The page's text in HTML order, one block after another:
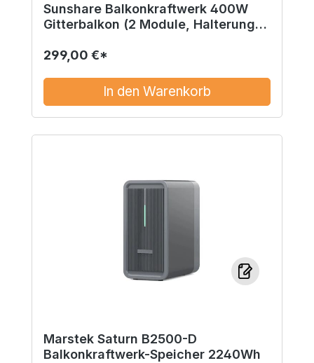
Sunshare Balkonkraftwerk 400W
Gitterbalkon (2 Module, Halterung,
299,00 €*
In den Warenkorb
Marstek Saturn B2500-D
Balkonkraftwerk-Speicher 2240Wh